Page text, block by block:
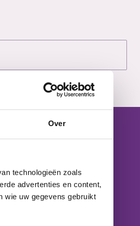
Over
technologieën zoals
advertenties en content,
wie uw gegevens gebruikt
Jouw mening telt!